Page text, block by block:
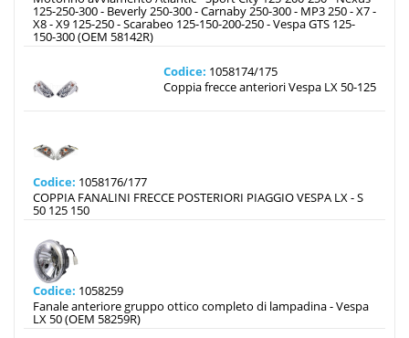
125-250-300 - Beverly 250-300 - Carnaby 250-300 - MP3 250 - X7 -
X8 - X9 125-250 - Scarabeo 125-150-200-250 - Vespa GTS 125-
150-300 (OEM 58142R)
Codice: 1058174/175
Coppia frecce anteriori Vespa LX 50-125
Codice: 1058176/177
COPPIA FANALINI FRECCE POSTERIORI PIAGGIO VESPA LX - S
50 125 150
Codice: 1058259
Fanale anteriore gruppo ottico completo di lampadina - Vespa
LX 50 (OEM 58259R)